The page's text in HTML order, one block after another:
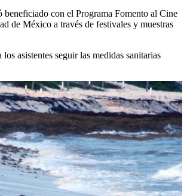
con el Programa Fomento al Cine
de México a través de festivales y muestras
asistentes seguir las medidas sanitarias